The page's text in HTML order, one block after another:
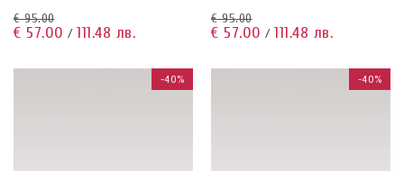
€ 95.00
€ 57.00 / 111.48 лв.
€ 95.00
€ 57.00 / 111.48 лв.
-40% -40%